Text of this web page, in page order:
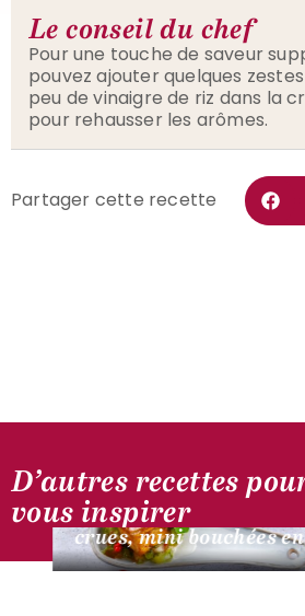
Le conseil du chef
Pour une touche de saveur
pouvez ajouter quelques
peu de vinaigre de riz dans la
pour rehausser les arômes.
Partager cette recette
D’autres recettes
vous inspirer
AUTOUR DU CANARD
Pépites de foie gras de
crues, mini bouchées